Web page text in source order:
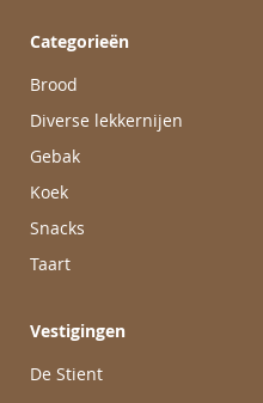
Categorieën
Brood
Diverse lekkernijen
Gebak
Koek
Snacks
Taart
Vestigingen
De Stient